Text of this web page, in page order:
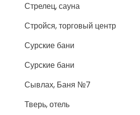
Стрелец, сауна
Стройся, торговый центр
Сурские бани
Сурские бани
Сывлах, Баня №7
Тверь, отель